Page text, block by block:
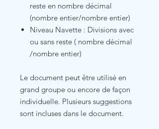
reste en nombre décimal
(nombre entier/nombre entier)
Niveau Navette : Divisions avec
ou sans reste ( nombre décimal
/nombre entier)
Le document peut être utilisé en
grand groupe ou encore de façon
individuelle. Plusieurs suggestions
sont incluses dans le document.